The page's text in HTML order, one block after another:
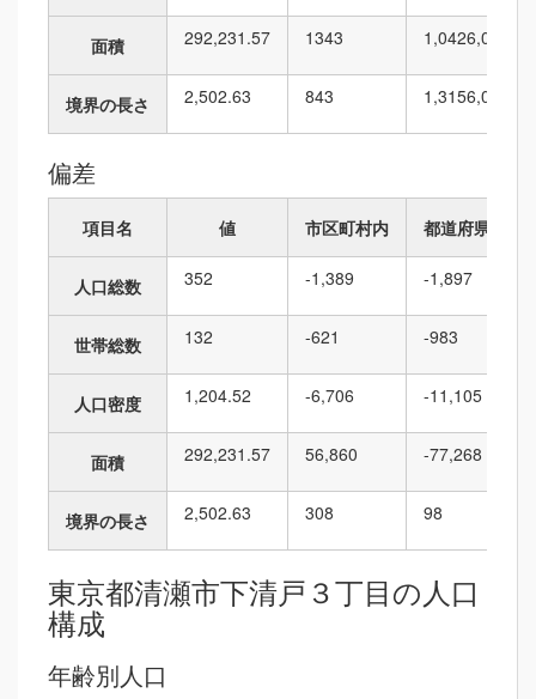
面積 292,231.57 1343 1,0426,010
境界の長さ 2,502.63 843 1,3156,010
偏差
項目名 値 市区町村内 都道府県内
人口総数 352 -1,389 -1,897
世帯総数 132 -621 -983
人口密度 1,204.52 -6,706 -11,105
面積 292,231.57 56,860 -77,268
境界の長さ 2,502.63 308 98
東京都清瀬市下清戸３丁目の人口
構成
年齢別人口